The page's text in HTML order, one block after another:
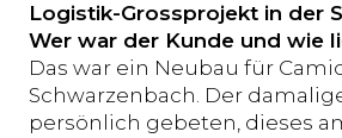
Logistik-Grossprojekt in der
Wer war der Kunde und wie
Das war ein Neubau für
Schwarzenbach. Der
persönlich gebeten, dieses